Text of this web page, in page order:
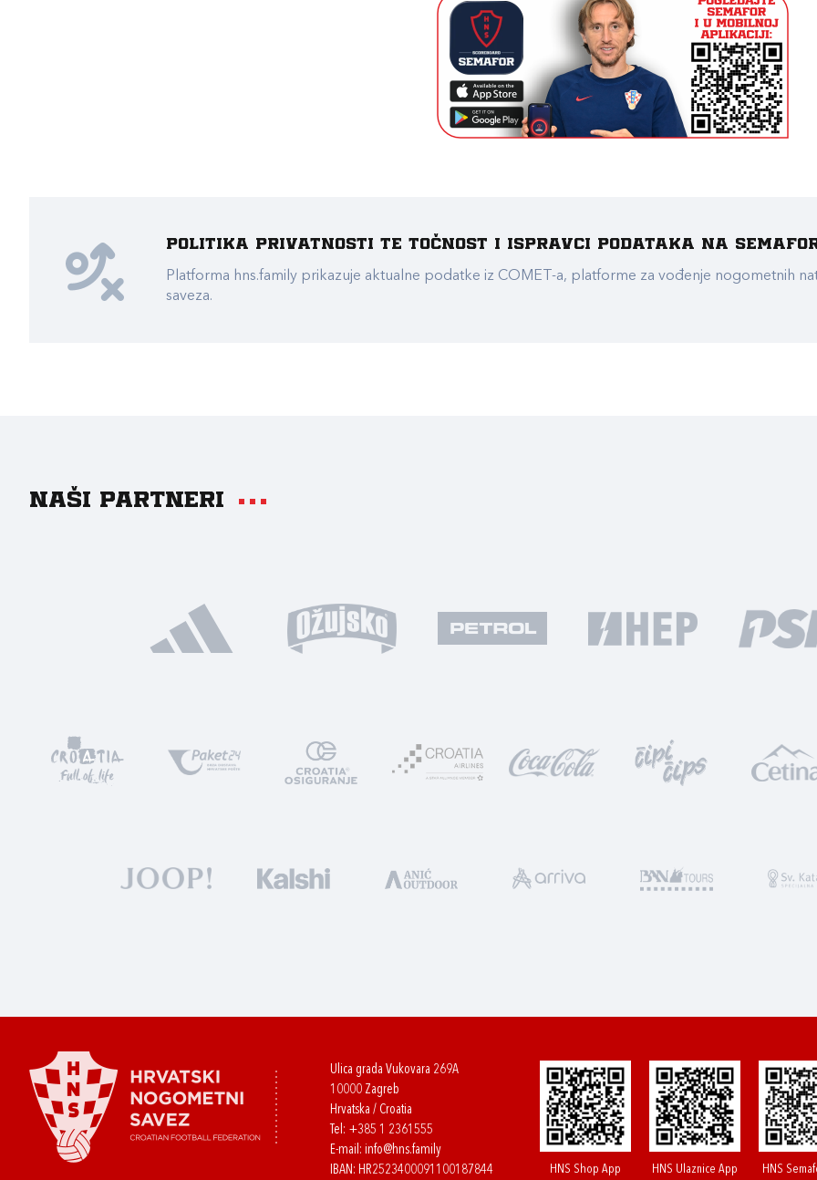
Politika privatnosti te točnost i ispravci podataka na
Platforma hns.family prikazuje aktualne podatke iz COMET-a, platforme za vođenje nogometnih
saveza.
Naši partneri
Ulica grada Vukovara 269A
10000 Zagreb
Hrvatska / Croatia
Tel: +385 1 2361555
E-mail: info@hns.family
IBAN: HR2523400091100187844
HNS Shop App HNS Ulaznice App HNS